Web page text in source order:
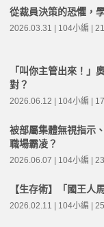
從裁員決策的恐懼，
2026.03.31 | 104小編 |
「叫你主管出來！」
對？
2026.06.12 | 104小編 |
被部屬集體無視指示
職場霸凌？
2026.06.07 | 104小編 |
【生存術】「國王人
2026.02.11 | 104小編 |